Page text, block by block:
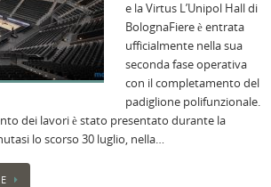
e la Virtus L’Unipol Hall di
BolognaFiere è entrata
ufficialmente nella sua
seconda fase operativa
con il completamento del
padiglione polifunzionale.
dei lavori è stato presentato durante la
lo scorso 30 luglio, nella…